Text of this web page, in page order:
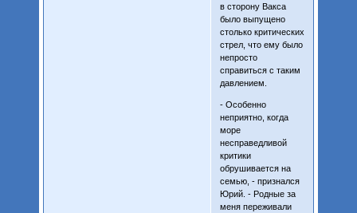
в сторону Вакса
было выпущено
столько критических
стрел, что ему было
непросто
справиться с таким
давлением.
- Особенно
неприятно, когда
море
несправедливой
критики
обрушивается на
семью, - признался
Юрий. - Родные за
меня переживали